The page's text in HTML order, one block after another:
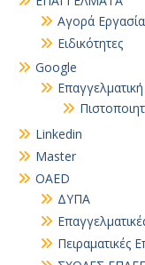
Αγορά
Ειδικότητες
Google
Linkedin
Master
OAED
ΔΥΠΑ
Πειραματικές